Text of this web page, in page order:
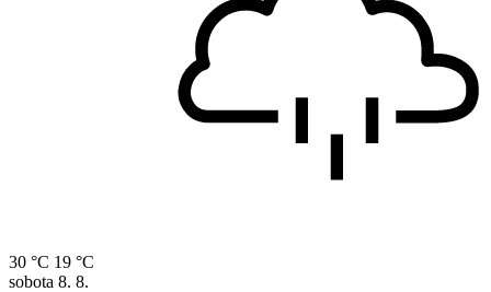
30 °C 19 °C
sobota 8. 8.